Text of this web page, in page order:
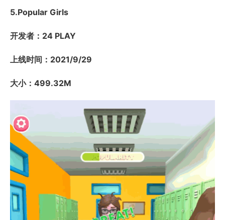
5.Popular Girls
开发者：24 PLAY
上线时间：2021/9/29
大小：499.32M